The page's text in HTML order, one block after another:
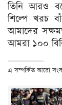
তিনি আরও
শিল্পে খরচ
আমাদের
আমরা ১০০
এ সম্পর্কিত আরো